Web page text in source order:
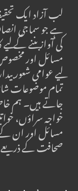
لب آزاد ایک
ہے جو سماجی
کی آواز بننے کے
مسائل اور
لیے عوامی شعور
تمام موضوعات
جاتے ہیں۔ ہم
خواجہ سراؤں،
مسائل اور ان کے
صحافت کے ذریعے